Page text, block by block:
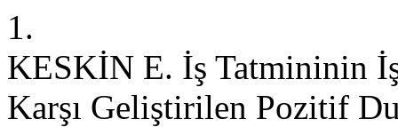
1.
KESKİN E. İş Tatmininin
Karşı Geliştirilen Pozitif